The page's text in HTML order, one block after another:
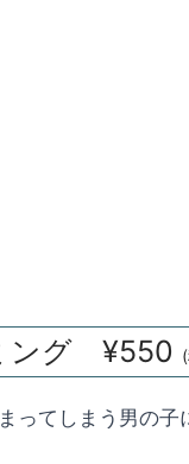
ング ¥550
ってしまう男の子